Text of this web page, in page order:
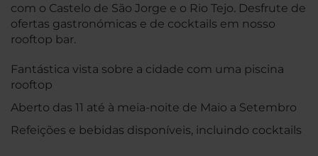
com o Castelo de São Jorge e o Rio Tejo. Desfrute de
ofertas gastronómicas e de cocktails em nosso
rooftop bar.
Fantástica vista sobre a cidade com uma piscina
rooftop
Aberto das 11 até à meia-noite de Maio a Setembro
Refeições e bebidas disponíveis, incluindo cocktails